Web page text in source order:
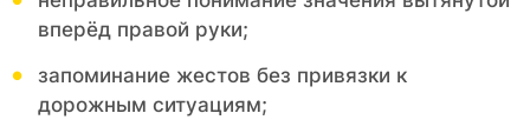
вперёд правой руки;
запоминание жестов без привязки к
дорожным ситуациям;